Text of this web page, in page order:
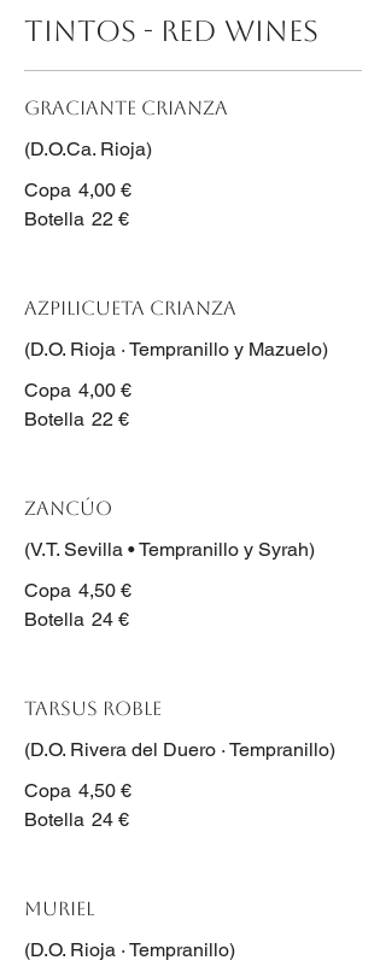
TINTOS - RED WINES
Graciante Crianza
(D.O.Ca. Rioja)
Copa 4,00 €
Botella 22 €
Azpilicueta Crianza
(D.O. Rioja · Tempranillo y Mazuelo)
Copa 4,00 €
Botella 22 €
Zancúo
(V.T. Sevilla • Tempranillo y Syrah)
Copa 4,50 €
Botella 24 €
Tarsus Roble
(D.O. Rivera del Duero · Tempranillo)
Copa 4,50 €
Botella 24 €
Muriel
(D.O. Rioja · Tempranillo)